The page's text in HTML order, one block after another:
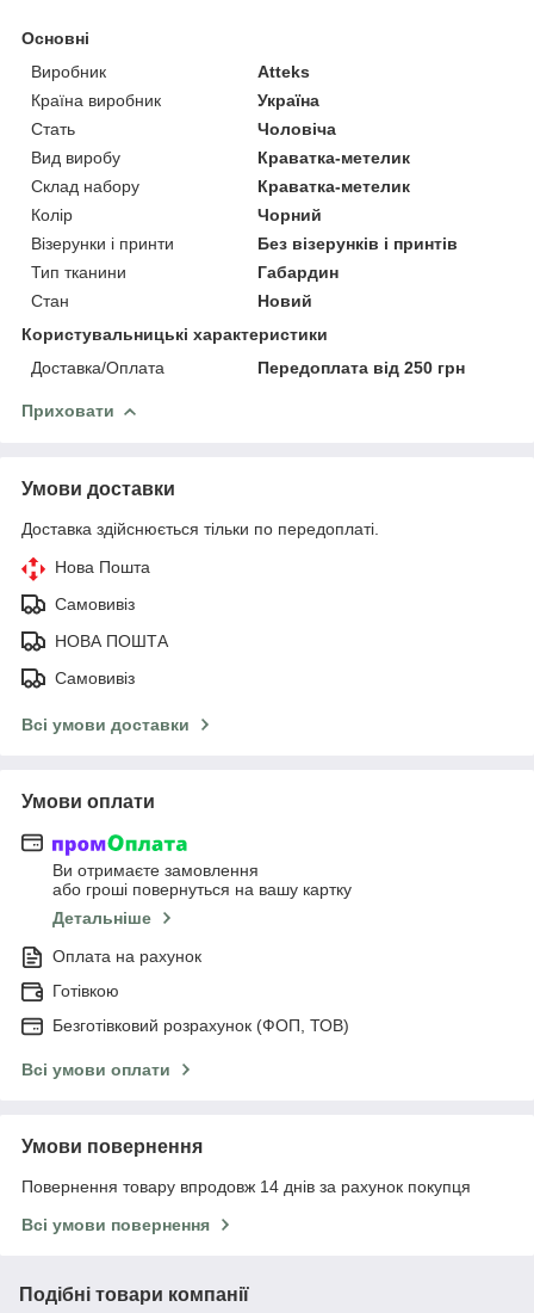
Основні
Виробник
Atteks
Країна виробник
Україна
Стать
Чоловіча
Вид виробу
Краватка-метелик
Склад набору
Краватка-метелик
Колір
Чорний
Візерунки і принти
Без візерунків і принтів
Тип тканини
Габардин
Стан
Новий
Користувальницькі характеристики
Доставка/Оплата
Передоплата від 250 грн
Приховати
Умови доставки
Доставка здійснюється тільки по передоплаті.
Нова Пошта
Самовивіз
НОВА ПОШТА
Самовивіз
Всі умови доставки
Умови оплати
Ви отримаєте замовлення
або гроші повернуться на вашу картку
Детальніше
Оплата на рахунок
Готівкою
Безготівковий розрахунок (ФОП, ТОВ)
Всі умови оплати
Умови повернення
Повернення товару впродовж 14 днів за рахунок покупця
Всі умови повернення
Подібні товари компанії